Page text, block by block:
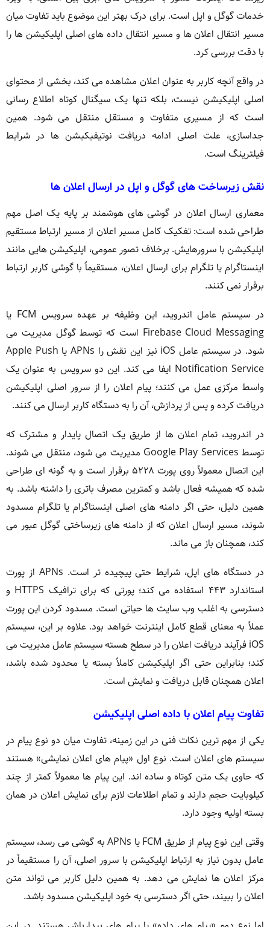
خدمات گوگل و اپل است. برای درک بهتر این موضوع باید تفاوت میان
مسیر انتقال اعلان ها و مسیر انتقال داده های اصلی اپلیکیشن ها را
با دقت بررسی کرد.
در واقع آنچه کاربر به عنوان اعلان مشاهده می کند، بخشی از محتوای
اصلی اپلیکیشن نیست، بلکه تنها یک سیگنال کوتاه اطلاع رسانی
است که از مسیری متفاوت و مستقل منتقل می شود. همین
جداسازی، علت اصلی ادامه دریافت نوتیفیکیشن ها در شرایط
فیلترینگ است.
نقش زیرساخت های گوگل و اپل در ارسال اعلان ها
معماری ارسال اعلان در گوشی های هوشمند بر پایه یک اصل مهم
طراحی شده است: تفکیک کامل مسیر اعلان از مسیر ارتباط مستقیم
اپلیکیشن با سرورهایش. برخلاف تصور عمومی، اپلیکیشن هایی مانند
اینستاگرام یا تلگرام برای ارسال اعلان، مستقیماً با گوشی کاربر ارتباط
برقرار نمی کنند.
در سیستم عامل اندروید، این وظیفه بر عهده سرویس FCM یا
Firebase Cloud Messaging است که توسط گوگل مدیریت می
شود. در سیستم عامل iOS نیز این نقش را APNs یا Apple Push
Notification Service ایفا می کند. این دو سرویس به عنوان یک
واسط مرکزی عمل می کنند؛ پیام اعلان را از سرور اصلی اپلیکیشن
دریافت کرده و پس از پردازش، آن را به دستگاه کاربر ارسال می کنند.
در اندروید، تمام اعلان ها از طریق یک اتصال پایدار و مشترک که
توسط Google Play Services مدیریت می شود، منتقل می شوند.
این اتصال معمولاً روی پورت ۵۲۲۸ برقرار است و به گونه ای طراحی
شده که همیشه فعال باشد و کمترین مصرف باتری را داشته باشد. به
همین دلیل، حتی اگر دامنه های اصلی اینستاگرام یا تلگرام مسدود
شوند، مسیر ارسال اعلان که از دامنه های زیرساختی گوگل عبور می
کند، همچنان باز می ماند.
در دستگاه های اپل، شرایط حتی پیچیده تر است. APNs از پورت
استاندارد ۴۴۳ استفاده می کند؛ پورتی که برای ترافیک HTTPS و
دسترسی به اغلب وب سایت ها حیاتی است. مسدود کردن این پورت
عملاً به معنای قطع کامل اینترنت خواهد بود. علاوه بر این، سیستم
iOS فرآیند دریافت اعلان را در سطح هسته سیستم عامل مدیریت می
کند؛ بنابراین حتی اگر اپلیکیشن کاملاً بسته یا محدود شده باشد،
اعلان همچنان قابل دریافت و نمایش است.
تفاوت پیام اعلان با داده اصلی اپلیکیشن
یکی از مهم ترین نکات فنی در این زمینه، تفاوت میان دو نوع پیام در
سیستم های اعلان است. نوع اول «پیام های اعلان نمایشی» هستند
که حاوی یک متن کوتاه و ساده اند. این پیام ها معمولاً کمتر از چند
کیلوبایت حجم دارند و تمام اطلاعات لازم برای نمایش اعلان در همان
بسته اولیه وجود دارد.
وقتی این نوع پیام از طریق FCM یا APNs به گوشی می رسد، سیستم
عامل بدون نیاز به ارتباط اپلیکیشن با سرور اصلی، آن را مستقیماً در
مرکز اعلان ها نمایش می دهد. به همین دلیل کاربر می تواند متن
اعلان را ببیند، حتی اگر دسترسی به خود اپلیکیشن مسدود باشد.